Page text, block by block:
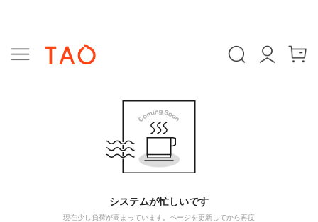
システムが忙しいです
現在少し負荷が高まっています。ページを更新してから再度